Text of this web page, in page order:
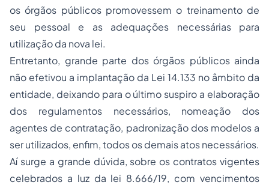
os órgãos públicos promovessem o treinamento de
seu pessoal e as adequações necessárias para
utilização da nova lei.
Entretanto, grande parte dos órgãos públicos ainda
não efetivou a implantação da Lei 14.133 no âmbito da
entidade, deixando para o último suspiro a elaboração
dos regulamentos necessários, nomeação dos
agentes de contratação, padronização dos modelos a
ser utilizados, enfim, todos os demais atos necessários.
Aí surge a grande dúvida, sobre os contratos vigentes
celebrados a luz da lei 8.666/19, com vencimentos